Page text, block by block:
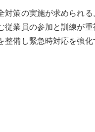
策の実施が求められ
業員の参加と訓練が
備し緊急時対応を強